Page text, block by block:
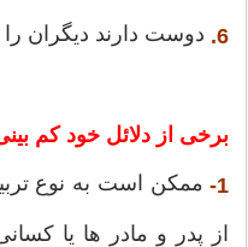
6. دوست دارند دیگران را
برخی از دلائل خود کم
1- ممکن است به نوع
از پدر و مادر ها یا